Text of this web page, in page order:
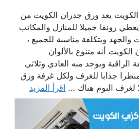
يعد ورق جدران الكويت من
يعطي رونقا جميلا للمنازل والمكاتب
والجهد وبتكلفة مناسبة للجميع ،
أنه متنوع بالألوان
الراقية ويوجد منه العادي وثلاثي
منظرا جذابا للغرف ولكل غرفة ورق
لغرف النوم هناك ... اقرأ المزيد